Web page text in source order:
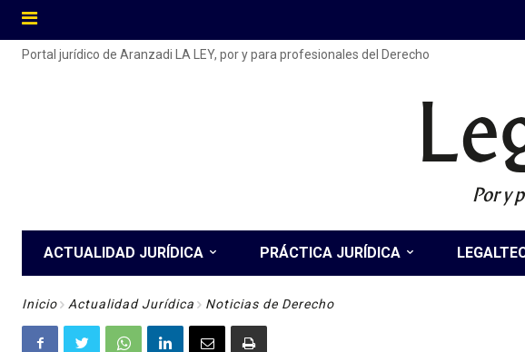
Portal jurídico de Aranzadi LA LEY, por y para profesionales del Derecho
Por y
ACTUALIDAD JURÍDICA PRÁCTICA JURÍDICA
Inicio Actualidad Jurídica Noticias de Derecho